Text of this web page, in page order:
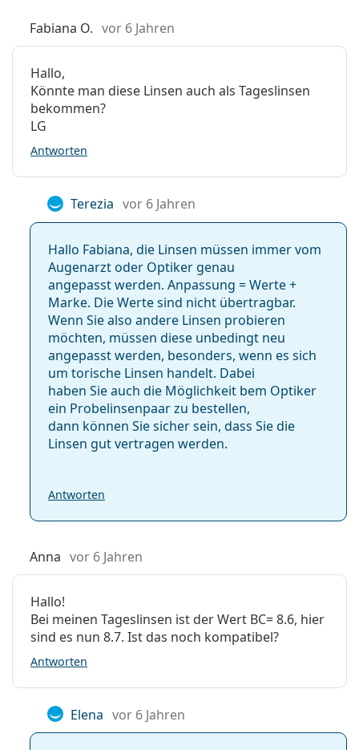
Fabiana O. vor 6 Jahren
Hallo,
Könnte man diese Linsen auch als Tageslinsen
bekommen?
LG
Antworten
Terezia vor 6 Jahren
Hallo Fabiana, die Linsen müssen immer vom
Augenarzt oder Optiker genau
angepasst werden. Anpassung = Werte +
Marke. Die Werte sind nicht übertragbar.
Wenn Sie also andere Linsen probieren
möchten, müssen diese unbedingt neu
angepasst werden, besonders, wenn es sich
um torische Linsen handelt. Dabei
haben Sie auch die Möglichkeit bem Optiker
ein Probelinsenpaar zu bestellen,
dann können Sie sicher sein, dass Sie die
Linsen gut vertragen werden.
Antworten
Anna vor 6 Jahren
Hallo!
Bei meinen Tageslinsen ist der Wert BC= 8.6, hier
sind es nun 8.7. Ist das noch kompatibel?
Antworten
Elena vor 6 Jahren